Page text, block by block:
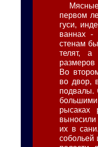
первом
гуси,
ваннах -
стенам
телят, а
размеров
Во
во двор,
подвалы.
рысаках
выносили
их в
собольей